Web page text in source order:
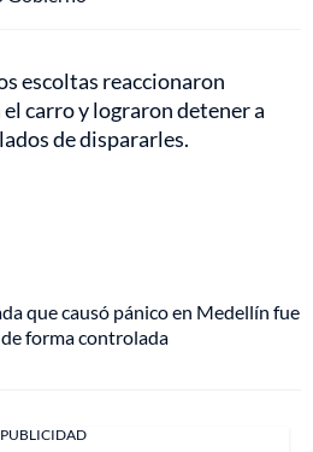
escoltas reaccionaron
carro y lograron detener a
de dispararles.
que causó pánico en Medellín fue
forma controlada
PUBLICIDAD